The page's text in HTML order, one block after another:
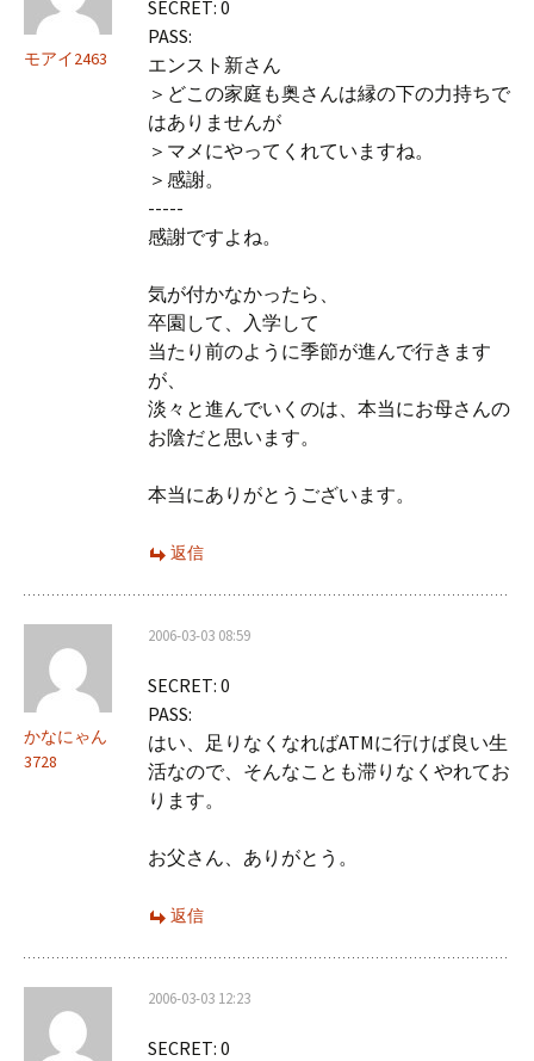
モアイ2463
SECRET: 0
PASS:
エンスト新さん
＞どこの家庭も奥さんは縁の下の力持ちで
はありませんが
＞マメにやってくれていますね。
＞感謝。
-----
感謝ですよね。
気が付かなかったら、
卒園して、入学して
当たり前のように季節が進んで行きます
が、
淡々と進んでいくのは、本当にお母さんの
お陰だと思います。
本当にありがとうございます。
返信
かなにゃん
3728
2006-03-03 08:59
SECRET: 0
PASS:
はい、足りなくなればATMに行けば良い生
活なので、そんなことも滞りなくやれてお
ります。
お父さん、ありがとう。
返信
2006-03-03 12:23
SECRET: 0